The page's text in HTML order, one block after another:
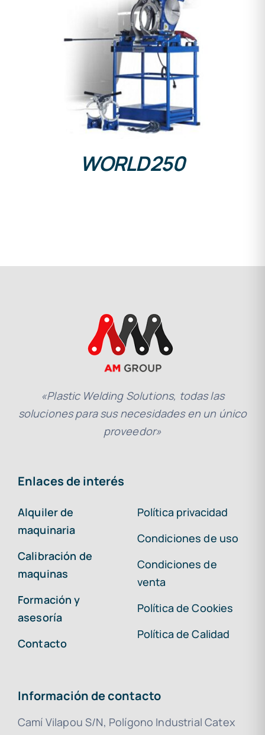
DETALLES
WORLD250
«Plastic Welding Solutions, todas las
soluciones para sus necesidades en un único
proveedor»
Enlaces de interés
Alquiler de
maquinaria
Calibración de
maquinas
Formación y
asesoría
Contacto
Política privacidad
Condiciones de uso
Condiciones de
venta
Política de Cookies
Política de Calidad
Información de contacto
Camí Vilapou S/N, Polígono Industrial Catex